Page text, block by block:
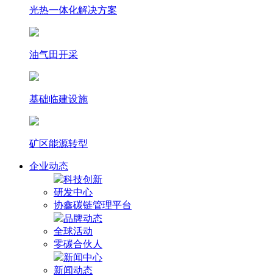
光热⼀体化解决⽅案
油气田开采
基础临建设施
矿区能源转型
企业动态
科技创新
研发中心
协鑫碳链管理平台
品牌动态
全球活动
零碳合伙人
新闻中心
新闻动态